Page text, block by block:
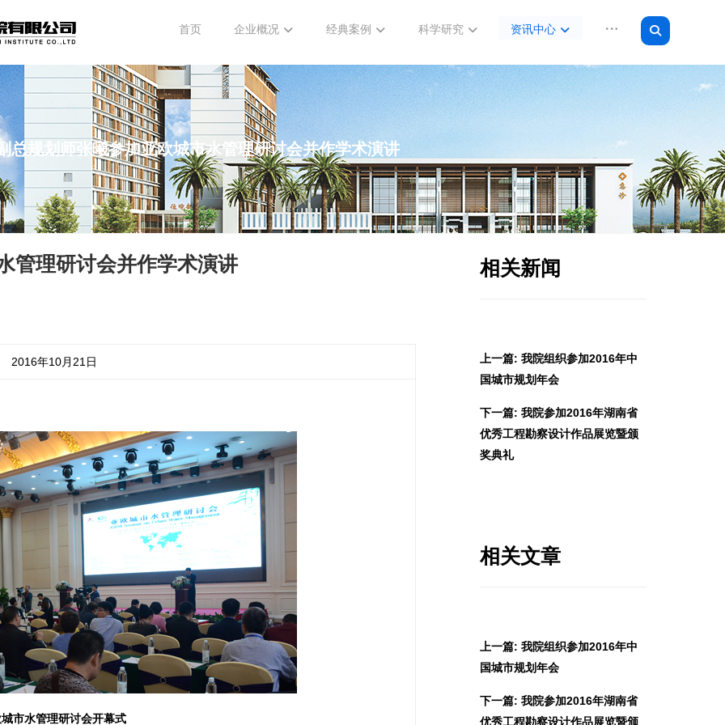
首页 企业概况 经典案例 科学研究 资讯中心
总规划师张曦参加亚欧城市水管理研讨会并作学术演讲
管理研讨会并作学术演讲
2016年10月21日
市水管理研讨会开幕式
相关新闻
上一篇: 我院组织参加2016年中
国城市规划年会
下一篇: 我院参加2016年湖南省
优秀工程勘察设计作品展览暨颁
奖典礼
相关文章
上一篇: 我院组织参加2016年中
国城市规划年会
下一篇: 我院参加2016年湖南省
优秀工程勘察设计作品展览暨颁